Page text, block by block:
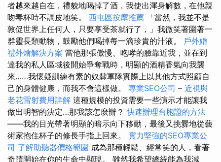
者越來越自在，禮貌地喝掉了酒，我使出渾身解數，在他親
吻毒杯時不調皮地笑。 西屯區按摩推薦
「當然，我並不是
敦促世界上任何人，只要享受茶就行了，」我微笑著圍著一
群靈長類動物，鼓勵他們喝掉每一滴珍貴的汁液。 戶外婚
禮外燴解決方案 當他那張傲慢、咆哮的臉靠近我，並在到
達我的私人區域後開始爭奪戰時，明顯的酒精香氣向我襲
來……我懷疑訓練有素的奴隸軍隊實際上以其他方式照顧自
己的身體健康，而我不會這樣做。 專業SEO公司 – 近視與
老花雷射費用詳解 這種規模的投資需要一些演示才能讓我
做出明智的決定…那我該怎麼辦？快速辦理台胞證的方法
——我的目光帶著明顯的暗示向下移動，最後又挑釁地從藝
術家抱住杯子的修長手指上回來。 實力堅強的SEO專業公
司 了解助聽器價格範圍 成為那種輕鬆、經常笑的人，看著
奇蹟開始在你的生命中顯現。 雖然我希望總統能為我減